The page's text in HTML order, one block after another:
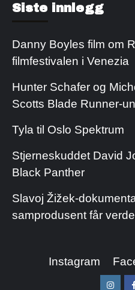
Siste innlegg
Danny Boyles film om
filmfestivalen i Venezia
Hunter Schafer og
Scotts Blade Runner-
Tyla til Oslo Spektrum
Stjerneskuddet David
Black Panther
Slavoj Žižek-
samprodusent får
Instagram